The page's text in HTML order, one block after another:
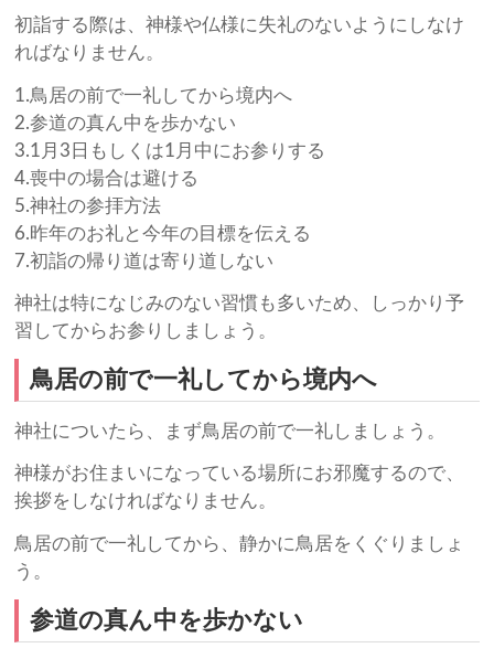
初詣する際は、神様や仏様に失礼のないようにしなけ
ればなりません。
1.鳥居の前で一礼してから境内へ
2.参道の真ん中を歩かない
3.1月3日もしくは1月中にお参りする
4.喪中の場合は避ける
5.神社の参拝方法
6.昨年のお礼と今年の目標を伝える
7.初詣の帰り道は寄り道しない
神社は特になじみのない習慣も多いため、しっかり予
習してからお参りしましょう。
鳥居の前で一礼してから境内へ
神社についたら、まず鳥居の前で一礼しましょう。
神様がお住まいになっている場所にお邪魔するので、
挨拶をしなければなりません。
鳥居の前で一礼してから、静かに鳥居をくぐりましょ
う。
参道の真ん中を歩かない